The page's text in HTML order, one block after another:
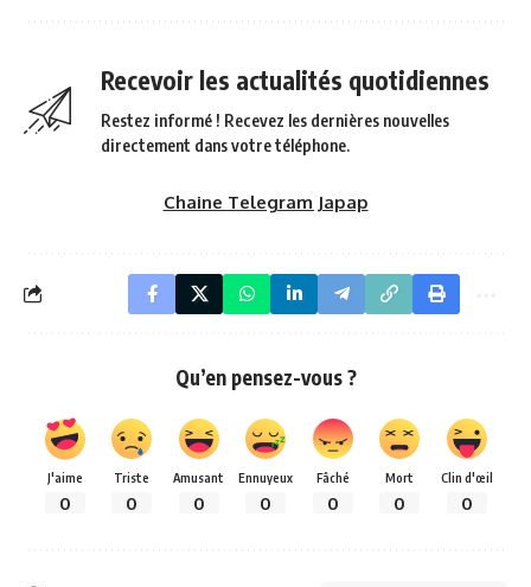
Recevoir les actualités quotidiennes
Restez informé ! Recevez les dernières nouvelles
directement dans votre téléphone.
Chaine Telegram Japap
Qu’en pensez-vous ?
J'aime
0
Triste
0
Amusant
0
Ennuyeux
0
Fâché
0
Mort
0
Clin d'œil
0